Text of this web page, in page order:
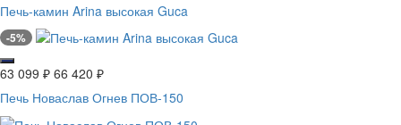
Печь-камин Arina высокая Guca
-5%
63 099 ₽ 66 420 ₽
Печь Новаслав Огнев ПОВ-150